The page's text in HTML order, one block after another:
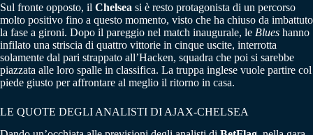
Sul fronte opposto, il Chelsea si è resto protagonista di un percorso
molto positivo fino a questo momento, visto che ha chiuso da imbattuto
la fase a gironi. Dopo il pareggio nel match inaugurale, le Blues hanno
infilato una striscia di quattro vittorie in cinque uscite, interrotta
solamente dal pari strappato all’Hacken, squadra che poi si sarebbe
piazzata alle loro spalle in classifica. La truppa inglese vuole partire col
piede giusto per affrontare al meglio il ritorno in casa.
LE QUOTE DEGLI ANALISTI DI AJAX-CHELSEA